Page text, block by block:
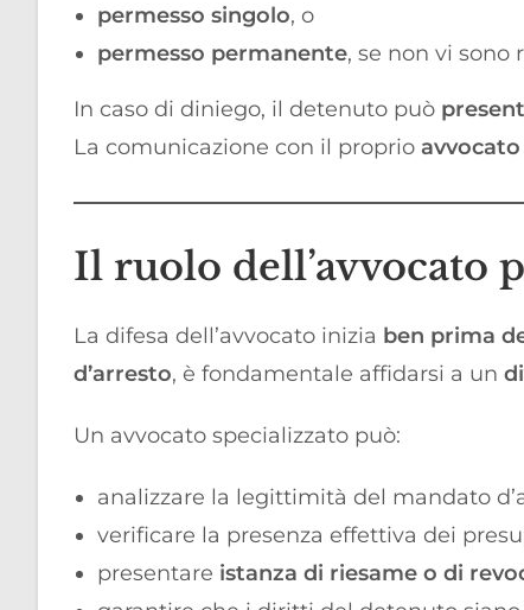
permesso singolo, o
permesso permanente, se non vi sono
In caso di diniego, il detenuto può
La comunicazione con il proprio
Il ruolo dell’avvocato
La difesa dell’avvocato inizia ben prima
d’arresto, è fondamentale affidarsi a un
Un avvocato specializzato può:
analizzare la legittimità del mandato
verificare la presenza effettiva dei
presentare istanza di riesame o di